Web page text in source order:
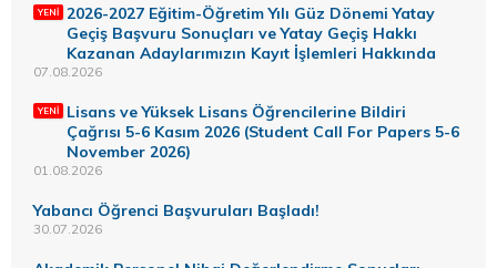
2026-2027 Eğitim-Öğretim Yılı Güz Dönemi Yatay
Geçiş Başvuru Sonuçları ve Yatay Geçiş Hakkı
Kazanan Adaylarımızın Kayıt İşlemleri Hakkında
07.08.2026
Lisans ve Yüksek Lisans Öğrencilerine Bildiri
Çağrısı 5-6 Kasım 2026 (Student Call For Papers 5-6
November 2026)
01.08.2026
Yabancı Öğrenci Başvuruları Başladı!
30.07.2026